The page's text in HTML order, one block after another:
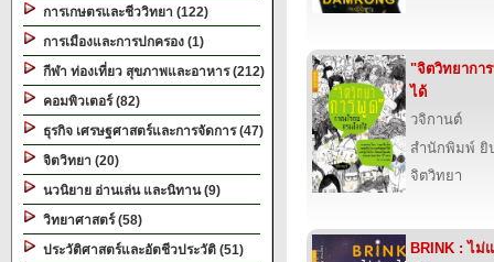
การเกษตรและชีววิทยา (122)
การเมืองและการปกครอง (1)
กีฬา ท่องเที่ยว สุขภาพและอาหาร (212)
คอมพิวเตอร์ (82)
ธุรกิจ เศรษฐศาสตร์และการจัดการ (47)
จิตวิทยา (20)
นวนิยาย อ่านเล่น และนิทาน (9)
วิทยาศาสตร์ (58)
ประวัติศาสตร์และอัตชีวประวัติ (51)
"จิตวิทยากา
ได้
วจิกานต์
สำนักพิมพ์ ยิ
จิตวิทยา
BRINK : ไม่